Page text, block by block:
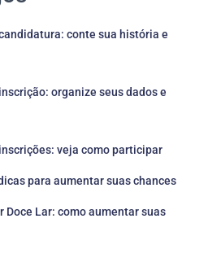
conte sua história e
organize seus dados e
veja como participar
para aumentar suas chances
Doce Lar: como aumentar suas